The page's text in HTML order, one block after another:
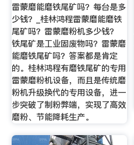
雷蒙磨能磨铁尾矿吗？每台是多
少钱？_桂林鸿程雷蒙磨能磨铁
尾矿吗？雷蒙磨粉机多少钱？
铁尾矿是工业固废物吗？雷蒙磨
能磨铁尾矿吗？答案都是肯定
的。桂林鸿程有磨铁尾矿的专用
雷蒙磨粉机设备，而且是传统磨
粉机升级换代的专用设备，进一
步突破了制粉弊端，实现了高效
磨粉、节能降耗生产。